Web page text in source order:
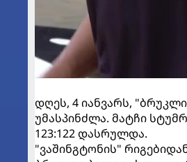
დღეს, 4 იანვარს,
უმასპინძლა. მატჩი
123:122 დასრულდა.
"ვაშინგტონის"